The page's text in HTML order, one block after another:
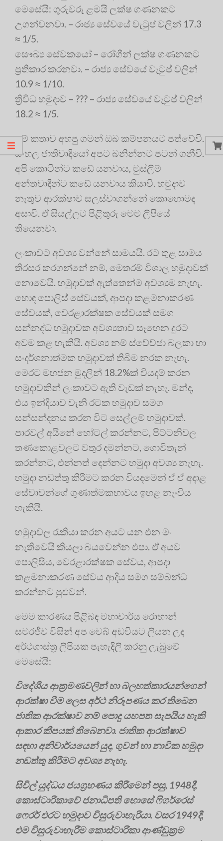
මෙසේයි: ගුරුවරු ළමයි ලක්ෂ ගණනකට
උගන්වනවා. – රාජ්‍ය සේවයේ වැටුප් වලින් 17.3
≈ 1/5.
සෞඛ්‍ය සේවකයෝ – රෝගීන් ලක්ෂ ගණනකට
ප්‍රතිකාර කරනවා. – රාජ්‍ය සේවයේ වැටුප් වලින්
10.9 ≈ 1/10.
ත්‍රිවිධ හමුදාව – ??? – රාජ්‍ය සේවයේ වැටුප් වලින්
18.2 ≈ 1/5.
මේ කතාව අහපු ගමන් ඔබ කම්පනයට පත්වේවි.
සිංහල ජාතිවාදියෝ අපට බනින්නට පටන් ගනීවි.
අපි කොටින්ට කඩේ යනවාය, මුස්ලිම්
අන්තවාදීන්ට කඩේ යනවාය කියාවි. හමුදාව
නැතුව ආරක්ෂාව සලස්වාගන්නේ කොහොමද
අසාවි. ඒ සියල්ලට පිළිතුරු මෙම ලිපියේ
තියෙනවා.
ලංකාවට අවශ්‍ය වන්නේ සාමයයි. රට තුළ සාමය
තිරසර කරගන්නේ නම්, මෙතරම් විශාල හමුදාවක්
නොවෙයි. හමුදාවක් ඇත්තෙන්ම අවශ්‍යම නැහැ.
හොඳ පොලිස් සේවයක්, ආපදා කළමනාකරණ
සේවයක්, වෙරළාරක්ෂක සේවයක් සමග
සන්නද්ධ හමුදාවක අවශ්‍යතාව සෑහෙන දුරට
අවම කළ හැකියි. අවශ්‍ය නම් ස්වේච්ඡා බලකා හා
සංදර්ශනාත්මක හමුදාවක් තිබීම නරක නැහැ.
මෙරට මහජන මුදලින් 18.2%ක් වියදම් කරන
හමුදාවකින් ලංකාවට ඇති වැඩක් නැහැ. මන්ද,
එය ඉන්දියාව වැනි රටක හමුදාව සමග
සන්සන්දනය කරන විට සෙල්ලම් හමුදාවක්.
පාරවල් අයිනේ හෝටල් කරන්නට, පිට්ටනිවල
තණකොළවලට වතුර දමන්නට, ගොවිතැන්
කරන්නට, එන්නත් දෙන්නට හමුදා අවශ්‍ය නැහැ.
හමුදා නඩත්තු කිරීමට කරන වියදමෙන් ඒ ඒ අදාළ
සේවාවන්ගේ ගුණාත්මකභාවය ඉහළ නැංවිය
හැකියි.
හමුදාවල රැකියා කරන අයට යන එන මං
නැතිවෙයි කියලා බයවෙන්න එපා. ඒ අයව
පොලිසිය, වෙරළාරක්ෂක සේවය, ආපදා
කළමනාකරණ සේවය ආදිය සමග සම්බන්ධ
කරන්නට පුළුවන්.
මෙම කාරණය පිළිබඳ මහාචාර්ය රොහාන්
සමරජීව විසින් අප වෙබ් අඩවියට ලියන ලද
අර්ථශාස්ත්‍ර ලිපියක පැහැදිලි කරනු ලැබුවේ
මෙසේයි:
විදේශීය ආක්‍රමණවලින් හා බලහත්කාරයන්ගෙන්
ආරක්ෂා වීම ලෙස අර්ථ නිරූපණය කර තිබෙන
ජාතික ආරක්ෂාව නම් පොදු යහපත සැපයිය හැකි
ආකාර කීපයක් තිබෙනවා. ජාතික ආරක්ෂාව
සඳහා අනිවාර්යයෙන් යුද, ගුවන් හා නාවික හමුදා
නඩත්තු කිරීමට අවශ්‍ය නැහැ.
සිවිල් යුද්ධය ජයග්‍රහණය කිරීමෙන් පසු, 1948දී,
කොස්ටාරිකාවේ ජනාධිපති හොසේ ෆිගර්රෙස්
ෆෙරර් එරට හමුදාව විසුරුවාහැරියා. වසර 1949දී,
එම විසුරුවාහැරීම කොස්ටාරිකා ආණ්ඩුක්‍රම